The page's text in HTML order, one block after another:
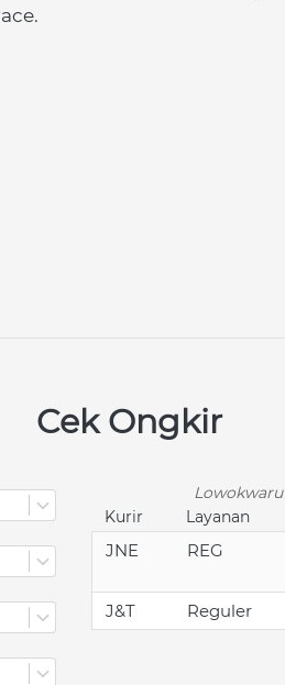
Cek Ongkir
Kurir
Layanan
JNE REG
J&T
Reguler